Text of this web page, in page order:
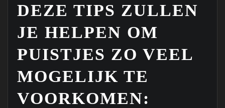
DEZE TIPS ZULLEN
JE HELPEN OM
PUISTJES ZO VEEL
MOGELIJK TE
VOORKOMEN: